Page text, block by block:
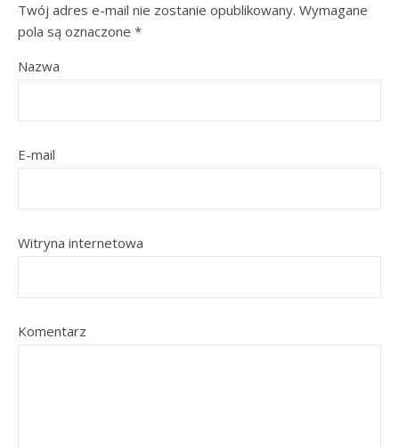
Twój adres e-mail nie zostanie opublikowany. Wymagane
pola są oznaczone *
Nazwa
E-mail
Witryna internetowa
Komentarz